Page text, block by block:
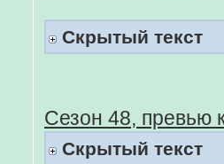
Скрытый текст
Сезон 48, превью
Скрытый текст